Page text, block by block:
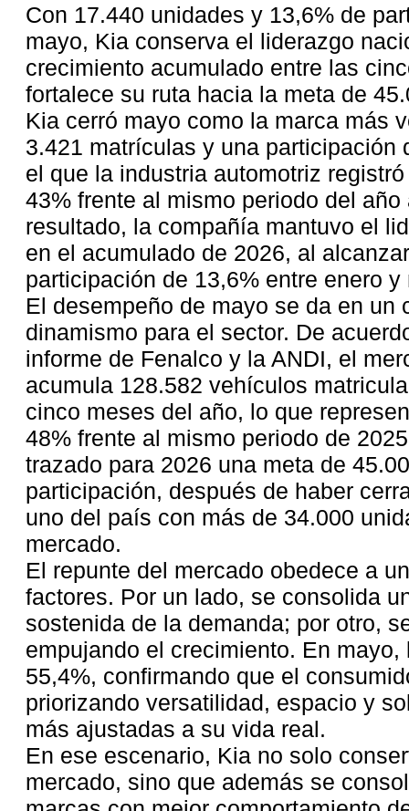
Con 17.440 unidades y 13,6% de
mayo, Kia conserva el liderazgo
crecimiento acumulado entre las
fortalece su ruta hacia la meta de
Kia cerró mayo como la marca más
3.421 matrículas y una participación
el que la industria automotriz
43% frente al mismo periodo del año
resultado, la compañía mantuvo el
en el acumulado de 2026, al
participación de 13,6% entre enero y
El desempeño de mayo se da en un
dinamismo para el sector. De
informe de Fenalco y la ANDI, el
acumula 128.582 vehículos
cinco meses del año, lo que
48% frente al mismo periodo de
trazado para 2026 una meta de
participación, después de haber
uno del país con más de 34.000
mercado.
El repunte del mercado obedece a
factores. Por un lado, se consolida
sostenida de la demanda; por otro,
empujando el crecimiento. En
55,4%, confirmando que el
priorizando versatilidad, espacio y
más ajustadas a su vida real.
En ese escenario, Kia no solo
mercado, sino que además se